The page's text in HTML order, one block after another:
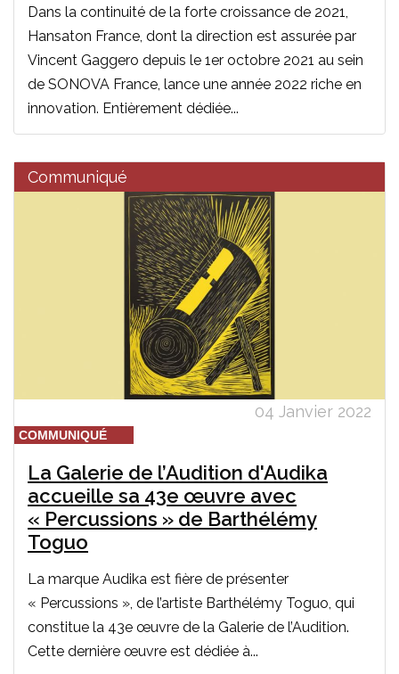
Dans la continuité de la forte croissance de 2021,
Hansaton France, dont la direction est assurée par
Vincent Gaggero depuis le 1er octobre 2021 au sein
de SONOVA France, lance une année 2022 riche en
innovation. Entièrement dédiée...
Communiqué
04 Janvier 2022
COMMUNIQUÉ
La Galerie de l’Audition d'Audika
accueille sa 43e œuvre avec
« Percussions » de Barthélémy
Toguo
La marque Audika est fière de présenter
« Percussions », de l’artiste Barthélémy Toguo, qui
constitue la 43e œuvre de la Galerie de l’Audition.
Cette dernière œuvre est dédiée à...